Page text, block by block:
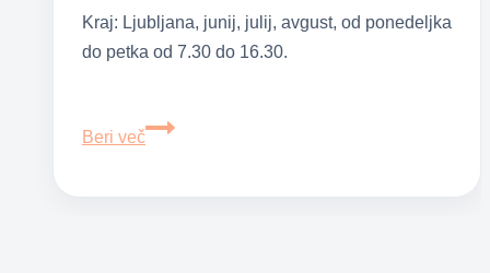
Kraj: Ljubljana, junij, julij, avgust, od ponedeljka
do petka od 7.30 do 16.30.
Beri več
Počitniško